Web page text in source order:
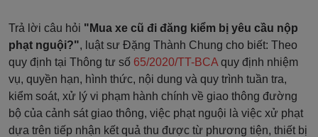
Trả lời câu hỏi "Mua xe cũ đi đăng kiểm bị yêu cầu nộp
phạt nguội?" , luật sư Đặng Thành Chung cho biết: Theo
quy định tại Thông tư số 65/2020/TT-BCA quy định nhiệm
vụ, quyền hạn, hình thức, nội dung và quy trình tuần tra,
kiểm soát, xử lý vi phạm hành chính về giao thông đường
bộ của cảnh sát giao thông, việc phạt nguội là việc xử phạt
dựa trên tiếp nhận kết quả thu được từ phương tiện, thiết bị